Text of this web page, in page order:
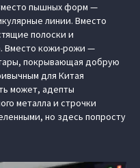
пышных форм —
линии. Вместо
полоски и
Вместо кожи-рожи —
покрывающая добрую
для Китая
может, адепты
металла и строчки
но здесь попросту